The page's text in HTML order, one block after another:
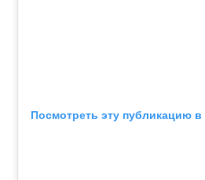
Посмотреть эту публикацию в